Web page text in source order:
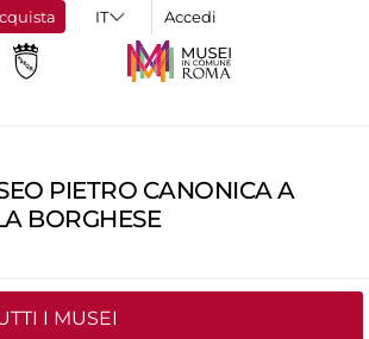
Accedi
PIETRO CANONICA A
BORGHESE
I MUSEI